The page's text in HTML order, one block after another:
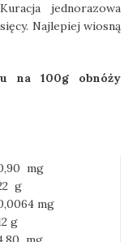
jednorazowa
Najlepiej wiosną
na 100g obnóży
mg
g
mg
g